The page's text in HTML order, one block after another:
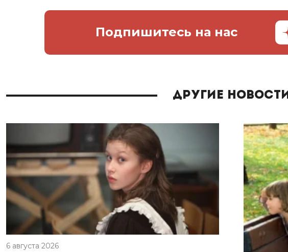
Подпишитесь на нас
Другие новости
6 августа 2026